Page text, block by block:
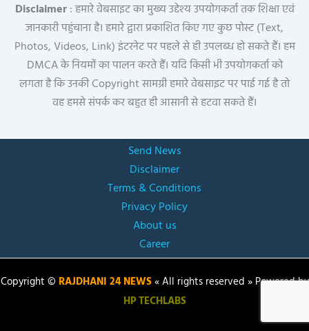
Disclaimer: हमारे वेबसाइट का मुख्य उद्देश्य उपयोगकर्ता तक शिक्षा एवं
जानकारी पहुंचाना है। हमारे द्वारा प्रकाशित किए गए कुछ पोस्ट (Text,
Photos, Videos, Link) इंटरनेट पर पहले से ही उपलब्ध हो सकते हैं। हम
DMCA के नियमों का पालन करते हैं। यदि किसी भी उपयोगकर्ता को
लगता है कि उनकी Copyright सामग्री हमारे वेबसाइट पर पाई गई है तो
वह हमसे संपर्क कर बहुत ही आसानी से हटवा सकते हैं।
Send News
Disclaimer
Terms & Conditions
Privacy Policy
About us
Career
Copyright © RAJDHANI 24 NEWS« All rights reserved » Powered by
HP TECHLABS